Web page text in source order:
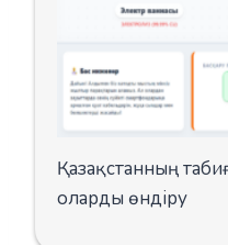
Қазақстанның
оларды өндіру